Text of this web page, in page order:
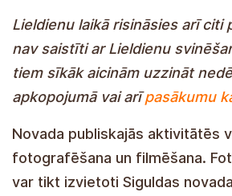
Lieldienu laikā risināsies arī citi
nav saistīti ar Lieldienu
tiem sīkāk aicinām uzzināt
apkopojumā vai arīpasākumu
Novada publiskajās aktivitātēs
fotografēšana un filmēšana.
var tikt izvietoti Siguldas